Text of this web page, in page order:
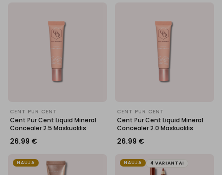
CENT PUR CENT
Cent Pur Cent Liquid Mineral
Concealer 2.5 Maskuoklis
26.99 €
CENT PUR CENT
Cent Pur Cent Liquid Mineral
Concealer 2.0 Maskuoklis
26.99 €
NAUJA NAUJA 4 VARIANTAI